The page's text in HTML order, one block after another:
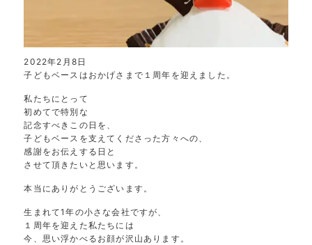
2022年2月8日
子どもベースはおかげさまで１周年を迎えました。
私たちにとって
初めてで特別な
記念すべきこの日を、
子どもベースを支えてくださった方々への、
感謝をお伝えする日と
させて頂きたいと思います。
本当にありがとうございます。
生まれて1年の小さな会社ですが、
１周年を迎えた私たちには
今、思い浮かべるお顔が沢山あります。